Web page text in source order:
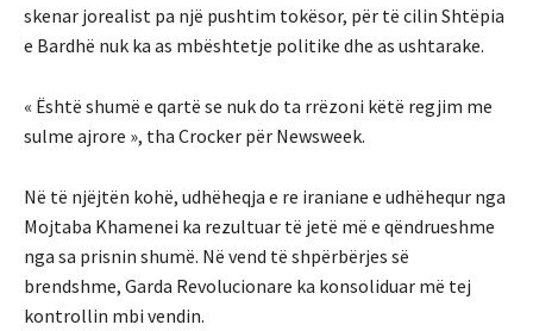
skenar jorealist pa një pushtim tokësor, për të cilin Shtëpia
e Bardhë nuk ka as mbështetje politike dhe as ushtarake.
« Është shumë e qartë se nuk do ta rrëzoni këtë regjim me
sulme ajrore », tha Crocker për Newsweek.
Në të njëjtën kohë, udhëheqja e re iraniane e udhëhequr nga
Mojtaba Khamenei ka rezultuar të jetë më e qëndrueshme
nga sa prisnin shumë. Në vend të shpërbërjes së
brendshme, Garda Revolucionare ka konsoliduar më tej
kontrollin mbi vendin.